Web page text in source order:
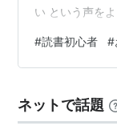
い という声を
みやすい現代小
どうでもいい
「本を読むだ
る イギリスの
#読書初心者 #
ネットで話題